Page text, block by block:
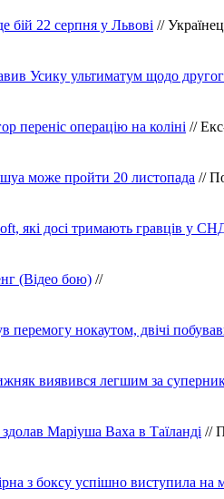
бій 22 серпня у Львові //
Усику ультиматум щодо
переніс операцію на коліні //
може пройти 20 листопада //
які досі тримають гравців у
(Відео бою) //
перемогу нокаутом, двічі
виявився легшим за
Маріуша Ваха в Таїланді //
з боксу успішно виступила на